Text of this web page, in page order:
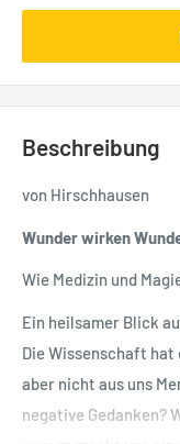
Beschreibung
von Hirschhausen
Wunder wirken
Wie Medizin und
Ein heilsamer Blick
Die Wissenschaft hat
aber nicht aus uns
negative Gedanken?